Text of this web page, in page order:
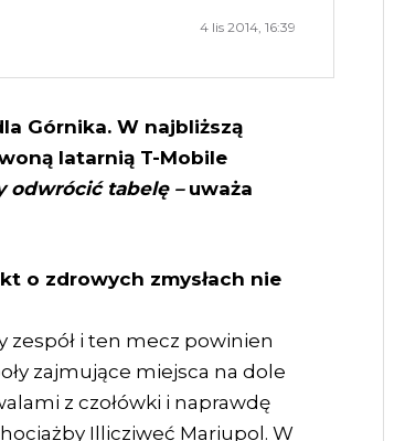
4 lis 2014, 16:39
Górnika. W najbliższą
latarnią T-Mobile
odwrócić tabelę –uważa
o zdrowych zmysłach nie
zespół i ten mecz powinien
zajmujące miejsca na dole
z czołówki i naprawdę
Illicziweć Mariupol. W